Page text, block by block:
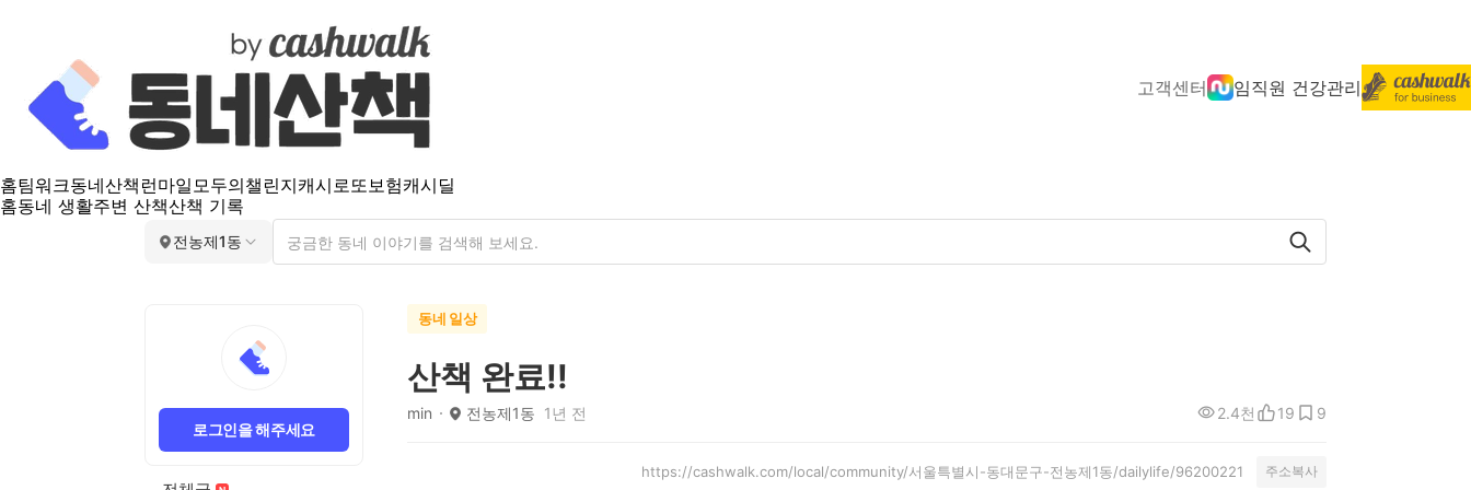
고객센터 임직원 건강관리
홈팀워크동네산책 런마일모두의챌린지캐시로또보험캐시딜
홈동네 생활주변 산책산책 기록
전농제1동
로그인을 해주세요
동네 일상
산책 완료!!
min 전농제1동 1년 전 2.4천 19 9
https://cashwalk.com/local/community/서울특별시-동대문구-전농제1동/dailylife/96200221 주소복사